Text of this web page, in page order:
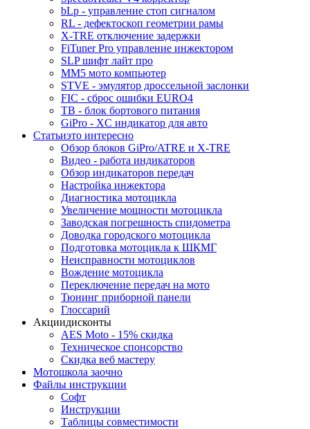
bLp - управление стоп сигналом
RL - дефектоскоп геометрии рамы
X-TRE отключение задержки
FiTuner Pro управление инжектором
SLP шифт лайт про
MM5 мото компьютер
STVE - эмулятор дроссельной заслонки
FIC - сброс ошибки EURO4
TB - блок бортового питания
GiPro - XC индикатор для авто
Статьиэто интересно
Обзор блоков GiPro/ATRE и X-TRE
Видео - работа индикаторов
Обзор индикаторов передач
Настройка инжектора
Диагноcтика мотоцикла
Увеличение мощности мотоцикла
Заводская погрешность спидометра
Доводка городского мотоцикла
Подготовка мотоцикла к ШКМГ
Неисправности мотоциклов
Вождение мотоцикла
Переключение передач на мото
Тюнинг приборной панели
Глоссарий
Акциидисконты
AES Moto - 15% скидка
Техническое спонсорство
Скидка веб мастеру
Мотошкола заочно
Файлы инструкции
Софт
Инструкции
Таблицы совместимости